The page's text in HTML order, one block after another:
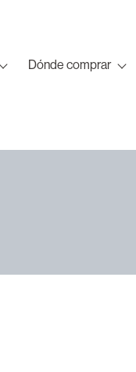
Dónde comprar